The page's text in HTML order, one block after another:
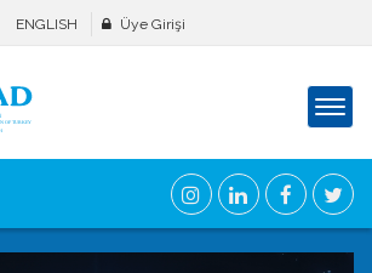
ENGLISH Üye Girişi